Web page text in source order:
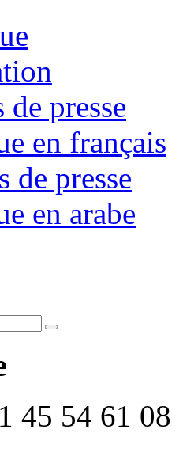
de presse
en français
de presse
en arabe
45 54 61 08